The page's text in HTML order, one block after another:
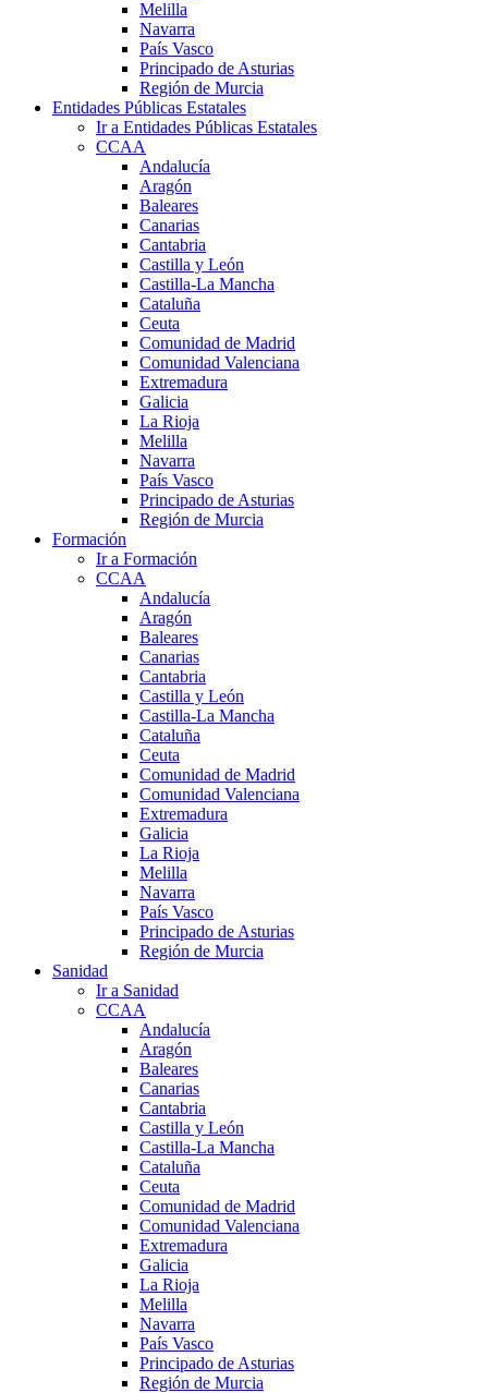
Melilla
Navarra
País Vasco
Principado de Asturias
Región de Murcia
Entidades Públicas Estatales
Ir a Entidades Públicas Estatales
CCAA
Andalucía
Aragón
Baleares
Canarias
Cantabria
Castilla y León
Castilla-La Mancha
Cataluña
Ceuta
Comunidad de Madrid
Comunidad Valenciana
Extremadura
Galicia
La Rioja
Melilla
Navarra
País Vasco
Principado de Asturias
Región de Murcia
Formación
Ir a Formación
CCAA
Andalucía
Aragón
Baleares
Canarias
Cantabria
Castilla y León
Castilla-La Mancha
Cataluña
Ceuta
Comunidad de Madrid
Comunidad Valenciana
Extremadura
Galicia
La Rioja
Melilla
Navarra
País Vasco
Principado de Asturias
Región de Murcia
Sanidad
Ir a Sanidad
CCAA
Andalucía
Aragón
Baleares
Canarias
Cantabria
Castilla y León
Castilla-La Mancha
Cataluña
Ceuta
Comunidad de Madrid
Comunidad Valenciana
Extremadura
Galicia
La Rioja
Melilla
Navarra
País Vasco
Principado de Asturias
Región de Murcia